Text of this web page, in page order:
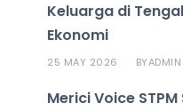
Keluarga di
Ekonomi
25 MAY 2026 BYADMIN
Merici Voice